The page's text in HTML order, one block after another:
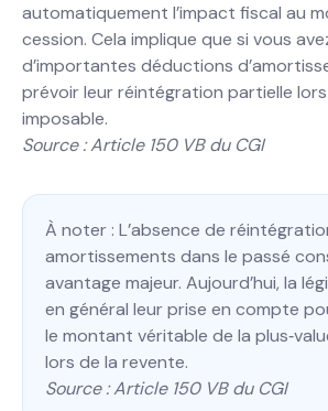
automatiquement l’impact fiscal au
cession. Cela implique que si vous
d’importantes déductions
prévoir leur réintégration partielle
imposable.
Source : Article 150 VB du CGI
À noter : L’absence de
amortissements dans le passé
avantage majeur. Aujourd’hui, la
en général leur prise en compte
le montant véritable de la
lors de la revente.
Source : Article 150 VB du CGI